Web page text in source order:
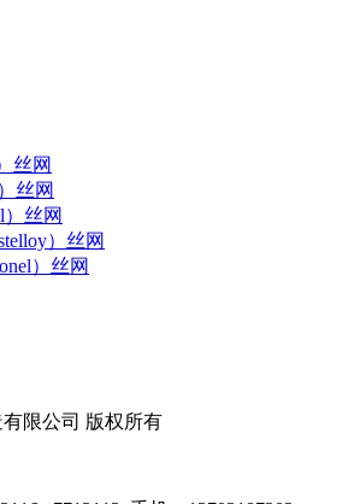
丝网
丝网
丝网
）丝网
）丝网
限公司 版权所有